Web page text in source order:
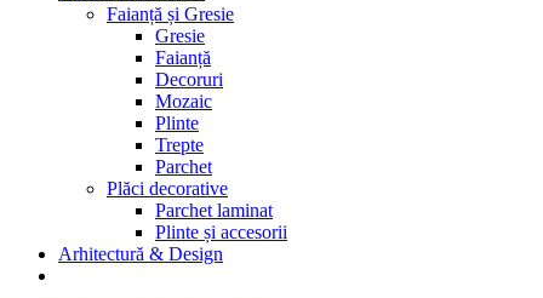
Faianță și Gresie
Gresie
Faianță
Decoruri
Mozaic
Plinte
Trepte
Parchet
Plăci decorative
Parchet laminat
Plinte și accesorii
Arhitectură & Design